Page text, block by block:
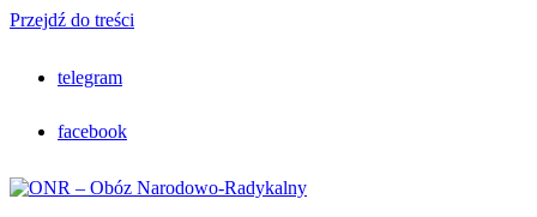
Przejdź do treści
telegram
facebook